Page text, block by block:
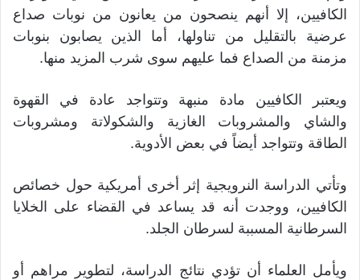
الكافيين، إلا أنهم ينصحون من يعانون من نوبات صداع
عرضية بالتقليل من تناولها، أما الذين يصابون بنوبات
مزمنة من الصداع فما عليهم سوى شرب المزيد منها.
ويعتبر الكافيين مادة منبهة وتتواجد عادة في القهوة
والشاي والمشروبات الغازية والشكولاتة ومشروبات
الطاقة وتتواجد أيضاً في بعض الأدوية.
وتأتي الدراسة النرويجية إثر أخرى أمريكية حول خصائص
الكافيين، ووجدت أنه قد يساعد في القضاء على الخلايا
السرطانية المسببة لسرطان الجلد.
ويأمل العلماء أن تؤدي نتائج الدراسة، لتطوير مراهم أو